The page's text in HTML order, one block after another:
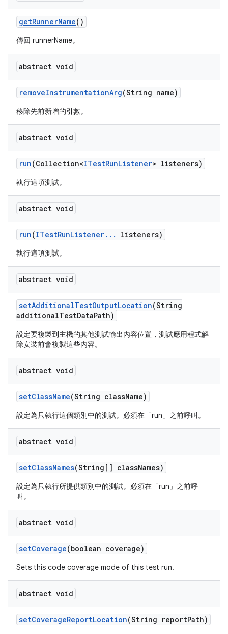
getRunnerName()
傳回 runnerName。
abstract void
removeInstrumentationArg(String name)
移除先前新增的引數。
abstract void
run(Collection<ITestRunListener> listeners)
執行這項測試。
abstract void
run(ITestRunListener. . . listeners)
執行這項測試。
abstract void
setAdditionalTestOutputLocation(String
additionalTestDataPath)
設定要複製到主機的其他測試輸出內容位置，測試應用程式解
除安裝前會複製這些內容。
abstract void
setClassName(String className)
設定為只執行這個類別中的測試。必須在「run」之前呼叫。
abstract void
setClassNames(String[] classNames)
設定為只執行所提供類別中的測試。必須在「run」之前呼
叫。
abstract void
setCoverage(boolean coverage)
Sets this code coverage mode of this test run.
abstract void
setCoverageReportLocation(String reportPath)